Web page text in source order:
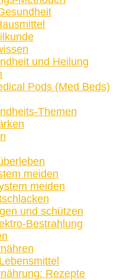
und Heilung
Pods (Med Beds)
Themen
meiden
meiden
und schützen
Bestrahlung
Rezepte